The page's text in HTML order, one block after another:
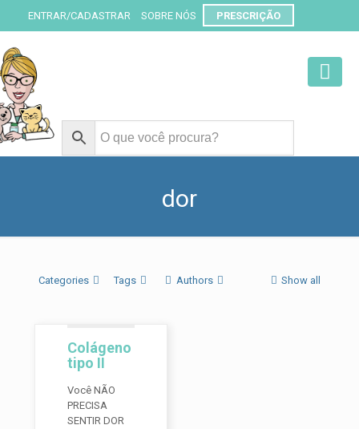
ENTRAR/CADASTRAR SOBRE NÓS PRESCRIÇÃO
dor
Categories Tags Authors Show all
Colágeno
tipo II
Você NÃO
PRECISA
SENTIR DOR